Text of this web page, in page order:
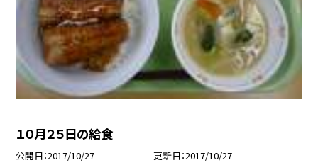
１０月２５日の給食
公開日 2017/10/27 更新日 2017/10/27